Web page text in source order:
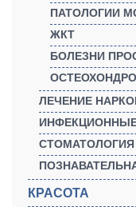
ПАТОЛОГИИ
ЖКТ
БОЛЕЗНИ
ЛЕЧЕНИЕ
СТОМАТОЛОГИЯ
КРАСОТА